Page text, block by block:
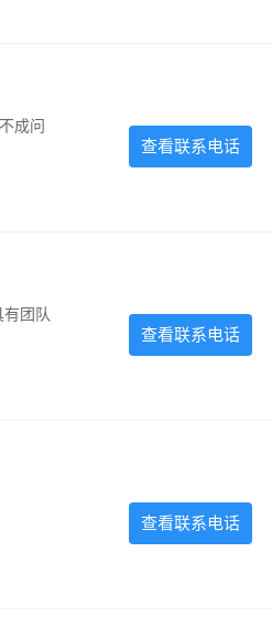
成问
查看联系电话
团队
查看联系电话
查看联系电话